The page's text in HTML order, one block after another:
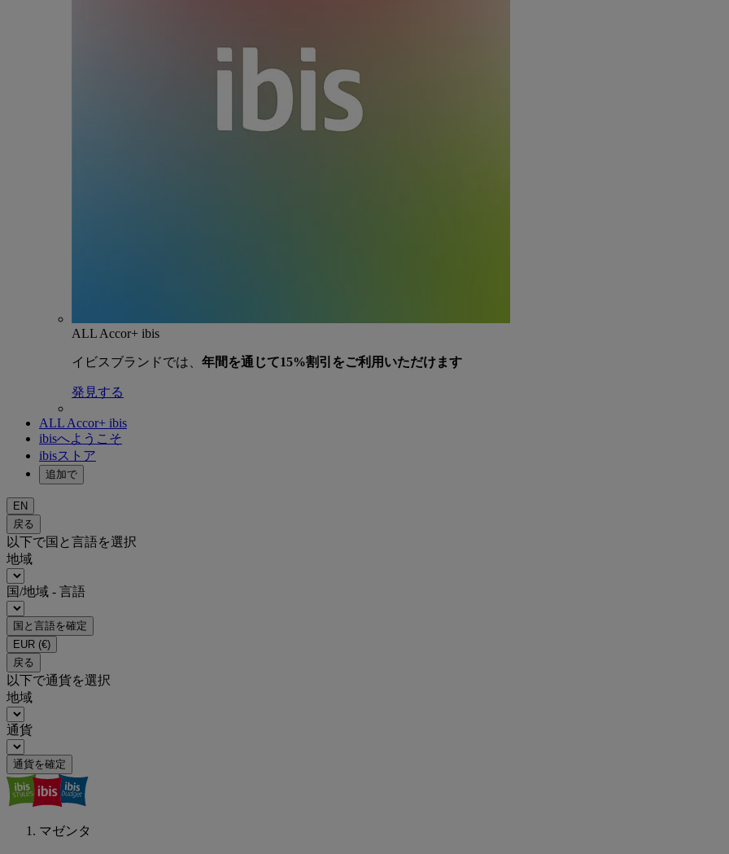
ALL Accor+ ibis
イビスブランドでは、 年間を通じて15%割引をご利用いただけます
発見する
ALL Accor+ ibis
ibisへようこそ
ibisストア
追加で
EN
戻る
以下で国と言語を選択
地域
国/地域 - 言語
国と言語を確定
EUR (€)
戻る
以下で通貨を選択
地域
通貨
通貨を確定
マゼンタ